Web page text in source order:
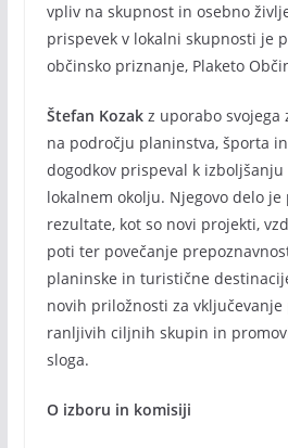
vpliv na skupnost in osebno
prispevek v lokalni skupnosti je
občinsko priznanje, Plaketo
Štefan Kozakz uporabo svojega
na področju planinstva, športa
dogodkov prispeval k
lokalnem okolju. Njegovo delo
rezultate, kot so novi projekti,
poti ter povečanje
planinske in turistične
novih priložnosti za vključevanje
ranljivih ciljnih skupin in
sloga.
O izboru in komisiji